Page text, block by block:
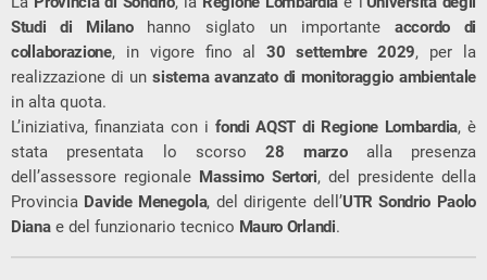
Studi di Milanohanno siglato un importanteaccordo di
collaborazione, in vigore fino al30 settembre 2029, per la
realizzazione di unsistema avanzato di monitoraggio ambientale
in alta quota.
L’iniziativa, finanziata con ifondi AQST di Regione Lombardia, è
stata presentata lo scorso28 marzoalla presenza
dell’assessore regionale Massimo Sertori, del presidente della
Provincia Davide Menegola, del dirigente dell’UTR Sondrio Paolo
Dianae del funzionario tecnico Mauro Orlandi.